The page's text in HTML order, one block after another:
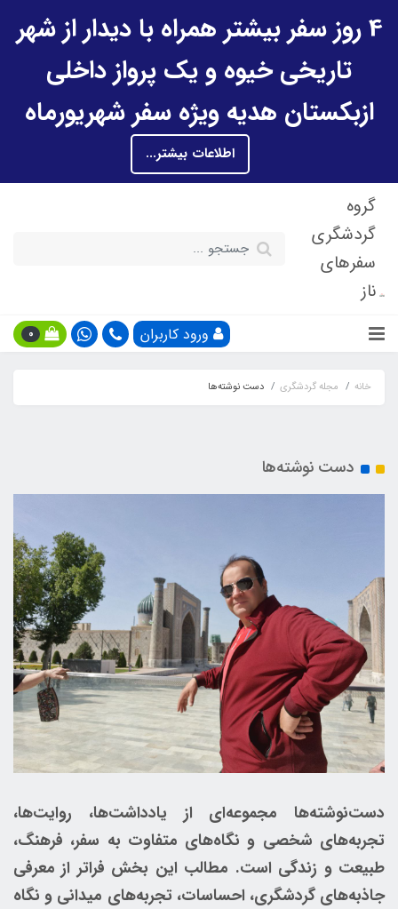
4 روز سفر بیشتر همراه با دیدار از شهر
تاریخی خیوه و یک پرواز داخلی
ازبکستان هدیه ویژه سفر شهریورماه
اطلاعات بیشتر...
گروه
گردشگری
سفرهای
ناز
ورود کاربران 0
خانه مجله گردشگری دست نوشته‌ها
دست نوشته‌ها
دست‌نوشته‌ها مجموعه‌ای از یادداشت‌ها، روایت‌ها،
تجربه‌های شخصی و نگاه‌های متفاوت به سفر، فرهنگ،
طبیعت و زندگی است. مطالب این بخش فراتر از معرفی
جاذبه‌های گردشگری، احساسات، تجربه‌های میدانی و نگاه